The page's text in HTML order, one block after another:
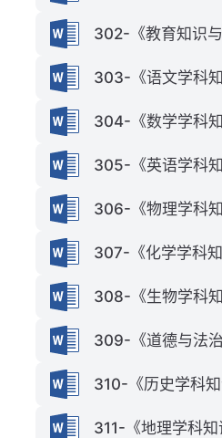
302-《教育知识
303-《语文学科
304-《数学学科
305-《英语学科
306-《物理学科
307-《化学学科
308-《生物学科
309-《道德与法
310-《历史学科
311-《地理学科